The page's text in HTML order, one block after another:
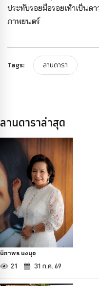
ประทับรอยมือรอยเท้าเป็นด
ภาพยนตร์
Tags: ลานดารา
ลานดาราล่าสุด
นิภาพร นงนุช
21 31 ก.ค. 69